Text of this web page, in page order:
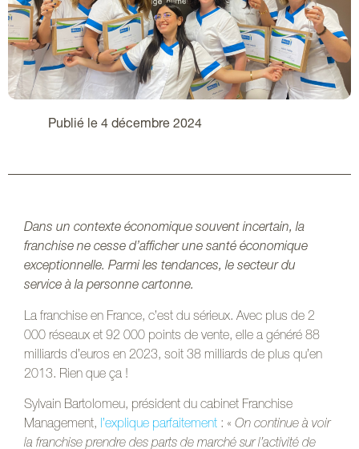
Publié le 4 décembre 2024
Dans un contexte économique souvent incertain, la
franchise ne cesse d’afficher une santé économique
exceptionnelle. Parmi les tendances, le secteur du
service à la personne cartonne.
La franchise en France, c’est du sérieux. Avec plus de 2
000 réseaux et 92 000 points de vente, elle a généré 88
milliards d’euros en 2023, soit 38 milliards de plus qu’en
2013. Rien que ça !
Sylvain Bartolomeu, président du cabinet Franchise
Management, l’explique parfaitement : « On continue à voir
la franchise prendre des parts de marché sur l’activité de